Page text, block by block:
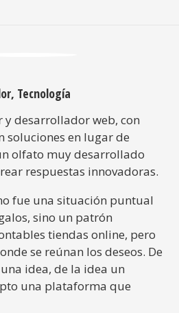
Tecnología
y desarrollador web, con
soluciones en lugar de
olfato muy desarrollado
respuestas innovadoras.
fue una situación puntual
sino un patrón
tiendas online, pero
se reúnan los deseos. De
idea, de la idea un
una plataforma que